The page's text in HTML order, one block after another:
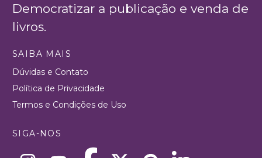
Democratizar a publicação e venda de
livros.
SAIBA MAIS
Dúvidas e Contato
Política de Privacidade
Termos e Condições de Uso
SIGA-NOS